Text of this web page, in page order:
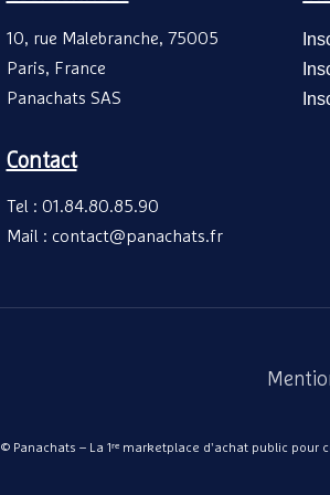
10, rue Malebranche, 75005
Paris, France
Panachats SAS
Contact
Tel : 01.84.80.85.90
Mail : contact@panachats.fr
© Panachats – La 1ʳᵉ marketplace d'achat public